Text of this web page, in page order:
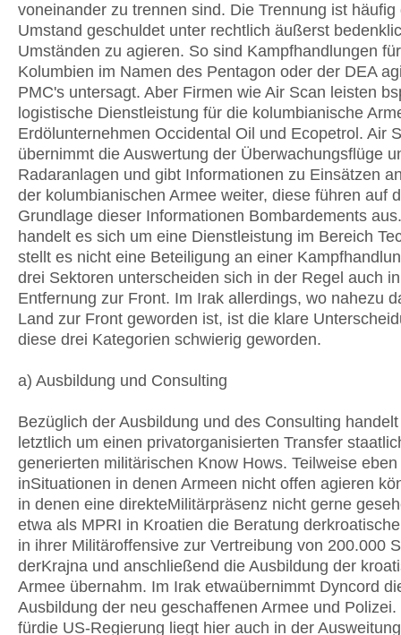
voneinander zu trennen sind. Die Trennung ist häufig
Umstand geschuldet unter rechtlich äußerst
Umständen zu agieren. So sind Kampfhandlungen
Kolumbien im Namen des Pentagon oder der DEA
PMC's untersagt. Aber Firmen wie Air Scan leisten
logistische Dienstleistung für die kolumbianische
Erdölunternehmen Occidental Oil und Ecopetrol. Air
übernimmt die Auswertung der Überwachungsflüge
Radaranlagen und gibt Informationen zu Einsätzen
der kolumbianischen Armee weiter, diese führen auf
Grundlage dieser Informationen Bombardements
handelt es sich um eine Dienstleistung im Bereich
stellt es nicht eine Beteiligung an einer
drei Sektoren unterscheiden sich in der Regel auch
Entfernung zur Front. Im Irak allerdings, wo nahezu
Land zur Front geworden ist, ist die klare
diese drei Kategorien schwierig geworden.
a) Ausbildung und Consulting
Bezüglich der Ausbildung und des Consulting
letztlich um einen privatorganisierten Transfer
generierten militärischen Know Hows. Teilweise eben
inSituationen in denen Armeen nicht offen agieren
in denen eine direkteMilitärpräsenz nicht gerne
etwa als MPRI in Kroatien die Beratung
in ihrer Militäroffensive zur Vertreibung von 200.000
derKrajna und anschließend die Ausbildung der
Armee übernahm. Im Irak etwaübernimmt Dyncord
Ausbildung der neu geschaffenen Armee und Polizei.
fürdie US-Regierung liegt hier auch in der